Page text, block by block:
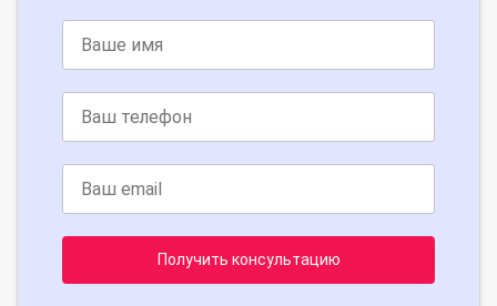
Получить консультацию